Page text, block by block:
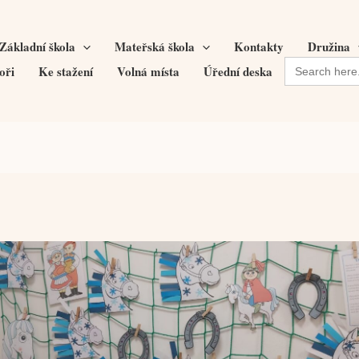
Základní škola Mateřská škola Kontakty
Družina
Ke stažení Volná místa Úřední deska Search
for: